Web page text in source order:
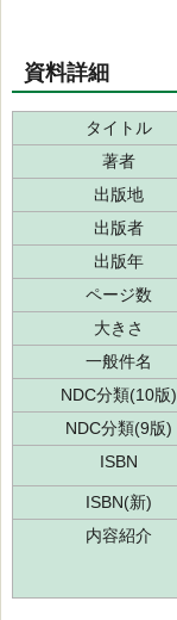
資料詳細
タイトル
著者
出版地
出版者
出版年
ページ数
大きさ
一般件名
NDC分類(10版)
NDC分類(9版)
ISBN
ISBN(新)
内容紹介